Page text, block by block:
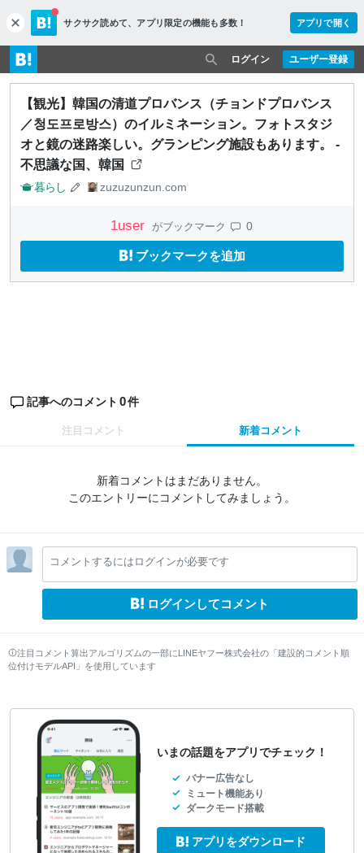
c
l
o
s
e
サクサク読めて、 アプリ限定の機能も多数！ アプリで開く
ユーザー登録
ログイン
【観光】韓国の清道プロバンス（チョンドプロバンス
／청도프로방스）のイルミネーション。フォトスタジ
オと鏡の迷路楽しい。グランピング施設もあります。 -
不思議な国、韓国
暮らし zuzuzunzun.com
1user がブックマーク 0
ブックマークを追加
記事へのコメント 0件
注目コメント 新着コメント
新着コメントはまだありません。
このエントリーにコメントしてみましょう。
コメントするにはログインが必要です
ログインしてコメント
注目コメント算出アルゴリズムの一部にLINEヤフー株式会社の「建設的コメント順
位付けモデルAPI」を使用しています
いまの話題をアプリでチェック！
バナー広告なし
ミュート機能あり
ダークモード搭載
アプリをダウンロード